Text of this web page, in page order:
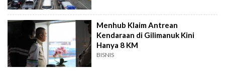
Menhub Klaim Antrean
Kendaraan di Gilimanuk Kini
Hanya 8 KM
BISNIS